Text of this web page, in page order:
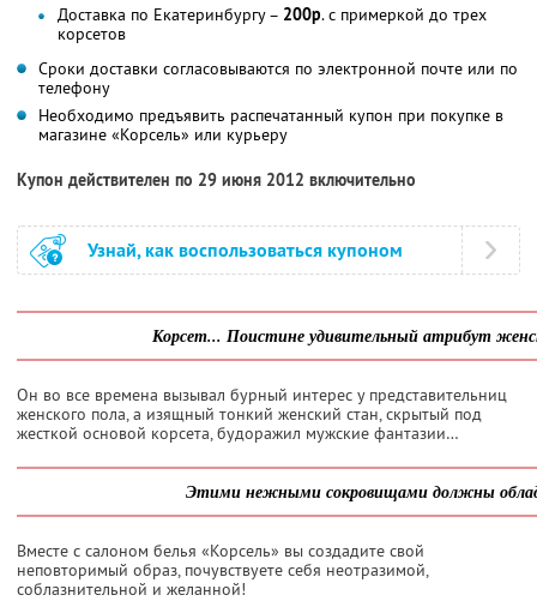
Доставка по Екатеринбургу – 200р. с примеркой до трех
корсетов
Сроки доставки согласовываются по электронной почте или по
телефону
Необходимо предъявить распечатанный купон при покупке в
магазине «Корсель» или курьеру
Купон действителен по 29 июня 2012 включительно
Узнай, как воспользоваться купоном
Корсет... Поистине удивительный атрибут
Он во все времена вызывал бурный интерес у представительниц
женского пола, а изящный тонкий женский стан, скрытый под
жесткой основой корсета, будоражил мужские фантазии…
Этими нежными сокровищами должны
Вместе с салоном белья «Корсель» вы создадите свой
неповторимый образ, почувствуете себя неотразимой,
соблазнительной и желанной!